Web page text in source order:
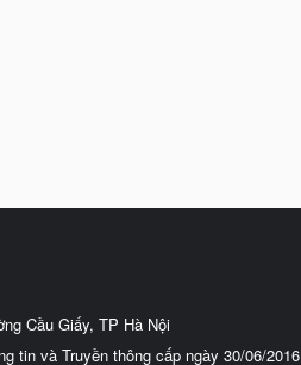
Cầu Giấy, TP Hà Nội
tin và Truyền thông cấp ngày 30/06/2016